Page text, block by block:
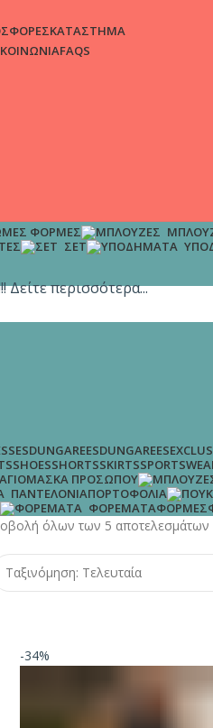
ΚΑΤΑΣΤΗΜΑ
FAQS
ΦΌΡΜΕΣ
ΣΕΤ
Δείτε περισσότερα...
DUNGAREESDUNGAREES
SHOESSHORTSSKIRTS
ΜΆΣΚΑ ΠΡΟΣΏΠΟΥ
ΠΑΝΤΕΛΌΝΙΑΠΟΡΤΟΦΌΛΙΑ
ΦΟΡΈΜΑΤΑΦΌΡΜΕΣ
όλων των 5 αποτελεσμάτων
-34%